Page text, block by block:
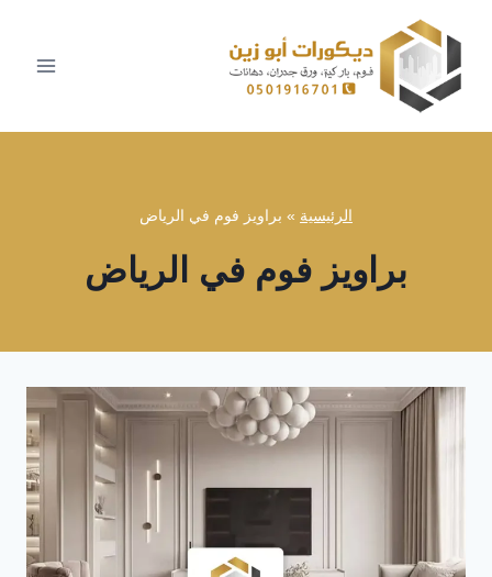
المحتوى
الرئيسية » براويز فوم في الرياض
براويز فوم في الرياض